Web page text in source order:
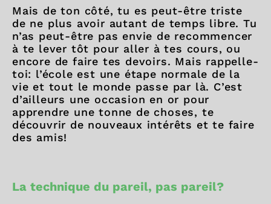
Mais de ton côté, tu es peut-être triste
de ne plus avoir autant de temps libre. Tu
n’as peut-être pas envie de recommencer
à te lever tôt pour aller à tes cours, ou
encore de faire tes devoirs. Mais rappelle-
toi: l’école est une étape normale de la
vie et tout le monde passe par là. C’est
d’ailleurs une occasion en or pour
apprendre une tonne de choses, te
découvrir de nouveaux intérêts et te faire
des amis!
La technique du pareil, pas pareil?